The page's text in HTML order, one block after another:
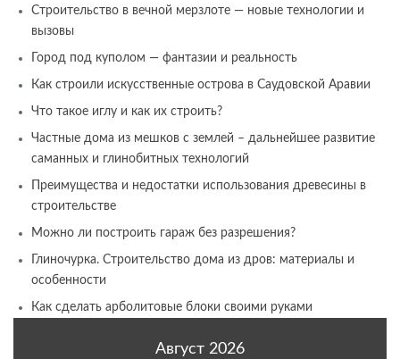
Строительство в вечной мерзлоте — новые технологии и
вызовы
Город под куполом — фантазии и реальность
Как строили искусственные острова в Саудовской Аравии
Что такое иглу и как их строить?
Частные дома из мешков с землей – дальнейшее развитие
саманных и глинобитных технологий
Преимущества и недостатки использования древесины в
строительстве
Можно ли построить гараж без разрешения?
Глиночурка. Строительство дома из дров: материалы и
особенности
Как сделать арболитовые блоки своими руками
Август 2026